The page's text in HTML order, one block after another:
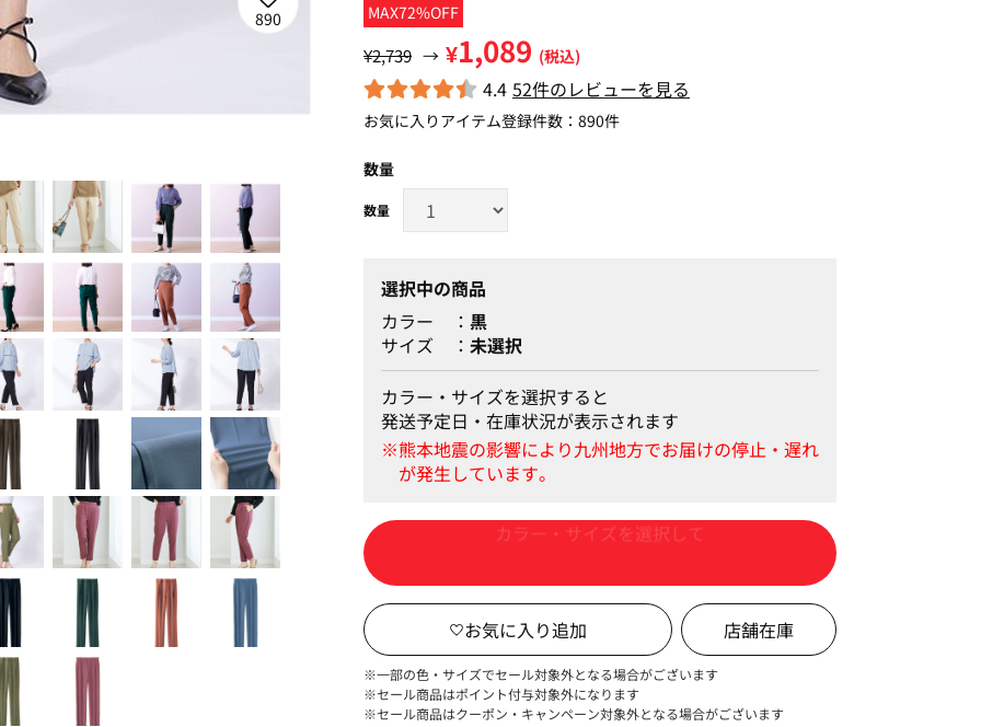
890 MAX72%OFF
¥2,739 → ¥1,089 (税込)
4.4 52件のレビューを見る
お気に入りアイテム登録件数： 890件
数量
選択中の商品
カラー
黒
サイズ
未選択
カラー・サイズを選択すると
発送予定日・在庫状況が表示されます
店舗在庫
※一部の色・サイズでセール対象外となる場合がございます
※セール商品はポイント付与対象外になります
※セール商品はクーポン・キャンペーン対象外となる場合がございます